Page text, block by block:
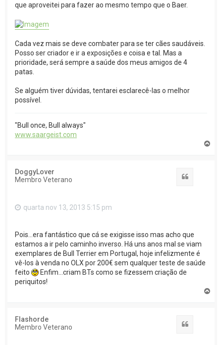
que aproveitei para fazer ao mesmo tempo que o Baer.
Cada vez mais se deve combater para se ter cães saudáveis.
Posso ser criador e ir a exposições e coisa e tal. Mas a
prioridade, será sempre a saúde dos meus amigos de 4
patas.
Se alguém tiver dúvidas, tentarei esclarecê-las o melhor
possível.
"Bull once, Bull always"
www.saargeist.com
DoggyLover
Membro Veterano
quarta nov 13, 2013 5:15 pm
Pois...era fantástico que cá se exigisse isso mas acho que
estamos a ir pelo caminho inverso. Há uns anos mal se viam
exemplares de Bull Terrier em Portugal, hoje infelizmente é
vê-los à venda no OLX por 200€ sem qualquer teste de saúde
feito
Enfim...criam BTs como se fizessem criação de
periquitos!
Flashorde
Membro Veterano